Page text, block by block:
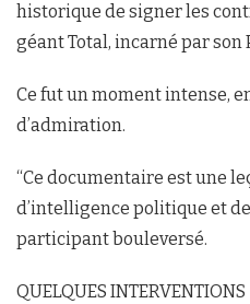
historique de signer les
géant Total, incarné par son
Ce fut un moment intense,
d’admiration.
“Ce documentaire est une
d’intelligence politique et
participant bouleversé.
QUELQUES INTERVENTIONS